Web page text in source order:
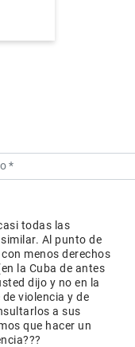
todas las
Al punto de
menos derechos
la Cuba de antes
dijo y no en la
violencia y de
a sus
que hacer un